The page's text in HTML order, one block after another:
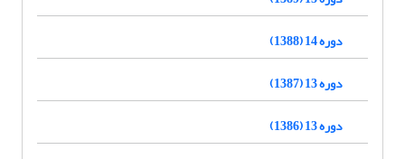
دوره 14 (1388)
دوره 13 (1387)
دوره 13 (1386)